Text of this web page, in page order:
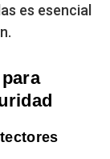
es esencial